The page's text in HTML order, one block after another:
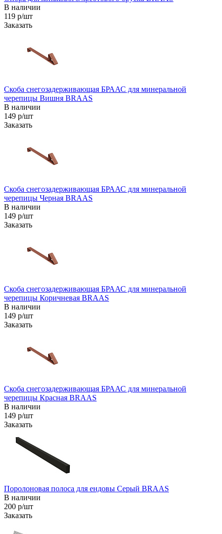
В наличии
119 р/шт
Заказать
Скоба снегозадерживающая БРААС для минеральной
черепицы Вишня BRAAS
В наличии
149 р/шт
Заказать
Скоба снегозадерживающая БРААС для минеральной
черепицы Черная BRAAS
В наличии
149 р/шт
Заказать
Скоба снегозадерживающая БРААС для минеральной
черепицы Коричневая BRAAS
В наличии
149 р/шт
Заказать
Скоба снегозадерживающая БРААС для минеральной
черепицы Красная BRAAS
В наличии
149 р/шт
Заказать
Поролоновая полоса для ендовы Серый BRAAS
В наличии
200 р/шт
Заказать